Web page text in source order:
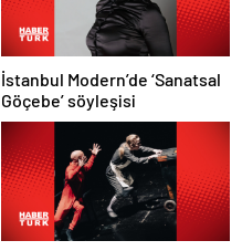
İstanbul Modern’de ‘Sanatsal
Göçebe’ söyleşisi